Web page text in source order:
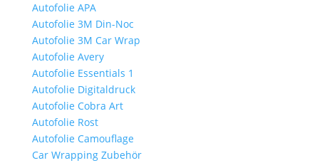
Autofolie APA
Autofolie 3M Din-Noc
Autofolie 3M Car Wrap
Autofolie Avery
Autofolie Essentials 1
Autofolie Digitaldruck
Autofolie Cobra Art
Autofolie Rost
Autofolie Camouflage
Car Wrapping Zubehör